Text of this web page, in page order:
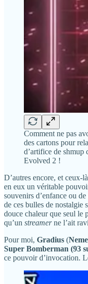
Comment ne pas
des cartons pour
d’artifice de shmup
Evolved 2 !
D’autres encore, et ceux-
en eux un véritable
souvenirs d’enfance ou
de ces bulles de nostalgie
douce chaleur que seul le
qu’un streamerne l’ait
Pour moi, Gradius (
Super Bomberman (93
ce pouvoir d’invocation.